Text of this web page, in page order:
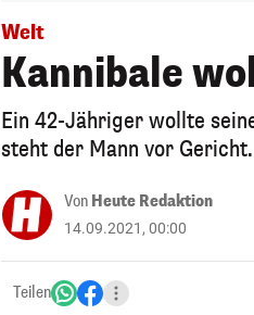
Welt
Kannibale
Ein 42-Jähriger wollte
steht der Mann vor Gericht.
Von Heute Redaktion
14.09.2021, 00:00
Teilen